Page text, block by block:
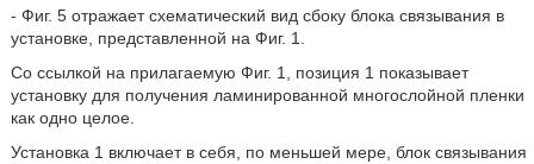
- Фиг. 5 отражает схематический вид сбоку блока связывания в
установке, представленной на Фиг. 1.
Со ссылкой на прилагаемую Фиг. 1, позиция 1 показывает
установку для получения ламинированной многослойной пленки
как одно целое.
Установка 1 включает в себя, по меньшей мере, блок связывания